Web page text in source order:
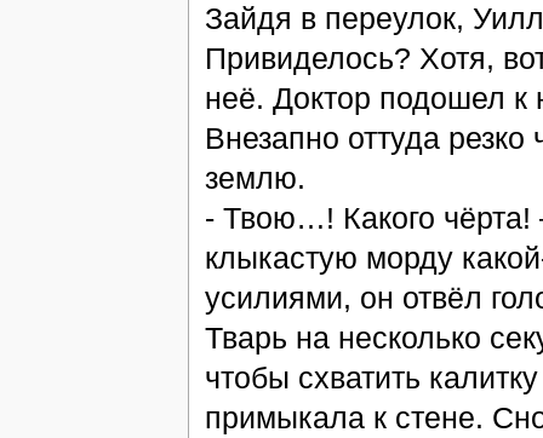
Зайдя в переулок,
Привиделось? Хотя,
неё. Доктор подошел к
Внезапно оттуда
землю.
- Твою…! Какого
клыкастую морду
усилиями, он отвёл
Тварь на несколько
чтобы схватить
примыкала к стене.